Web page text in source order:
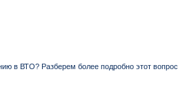
в ВТО? Разберем более подробно этот вопрос.